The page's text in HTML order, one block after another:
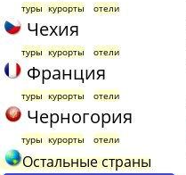
туры курорты отели
Чехия
туры курорты отели
Франция
туры курорты отели
Черногория
туры курорты отели
Остальные страны